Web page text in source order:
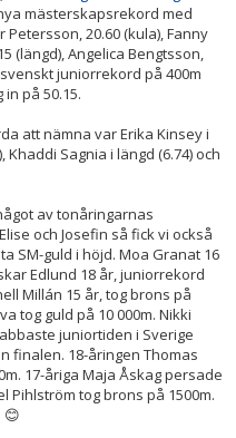
mästerskapsrekord med
Petersson, 20.60 (kula), Fanny
(längd), Angelica Bengtsson,
juniorrekord på 400m
på 50.15.
att nämna var Erika Kinsey i
Khaddi Sagnia i längd (6.74) och
av tonåringarnas
och Josefin så fick vi också
SM-guld i höjd. Moa Granat 16
Edlund 18 år, juniorrekord
Millán 15 år, tog brons på
tog guld på 10 000m. Nikki
juniortiden i Sverige
finalen. 18-åringen Thomas
17-åriga Maja Åskag persade
Pihlström tog brons på 1500m.
😊